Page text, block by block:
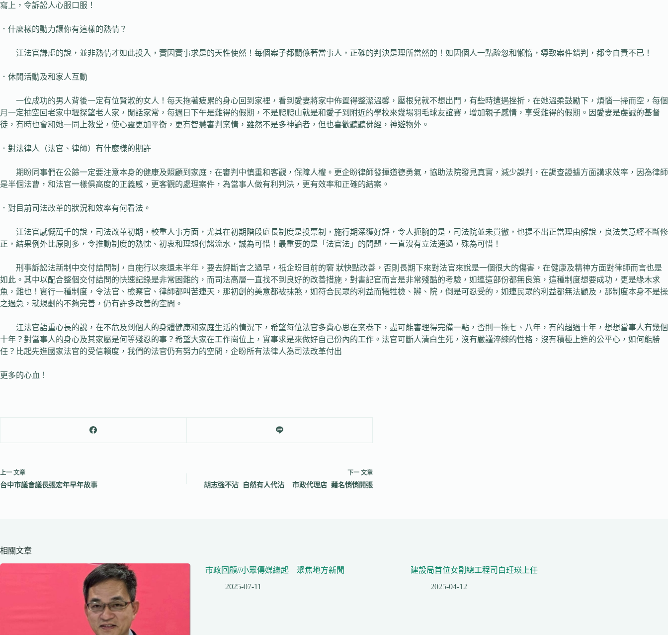
寫上，令訴訟人心服口服！
．什麼樣的動力讓你有這樣的熱情？
江法官謙虛的說，並非熱情才如此投入，實因實事求是的天性使然！每個案子都關係著當事人，正確的判決是理所當然的！如因個人一點疏忽和懶惰，導致案件錯判，都令自責不已！
．休閒活動及和家人互動
一位成功的男人背後一定有位賢淑的女人！每天拖著疲累的身心回到家裡，看到愛妻將家中佈置得整潔溫馨，壓根兒就不想出門，有些時遭遇挫折，在她溫柔鼓勵下，煩惱一掃而空，每個
月一定抽空回老家中壢探望老人家，閒話家常，每週日下午是難得的假期，不是爬爬山就是和愛子到附近的學校來幾場羽毛球友誼賽，增加親子感情，享受難得的假期。因愛妻是虔誠的基督
徒，有時也會和她一同上教堂，使心靈更加平衡，更有智慧審判案情，雖然不是多神論者，但也喜歡聽聽佛經，神遊物外。
．對法律人（法官、律師）有什麼樣的期許
期盼同事們在公餘一定要注意本身的健康及照顧到家庭，在審判中慎重和客觀，保障人權。更企盼律師發揮道德勇氣，協助法院發見真實，減少誤判，在調查證據方面講求效率，因為律師
是半個法曹，和法官一樣俱高度的正義感，更客觀的處理案件，為當事人做有利判決，更有效率和正確的結案。
．對目前司法改革的狀況和效率有何看法。
江法官感慨萬千的說，司法改革初期，較重人事方面，尤其在初期階段庭長制度是投票制，施行期深獲好評，令人扼腕的是，司法院並未貫徹，也提不出正當理由解說，良法美意經不斷修
正，結果例外比原則多，令推動制度的熱忱、初衷和理想付諸流水，誠為可惜！最重要的是「法官法」的問題，一直沒有立法通過，殊為可惜！
刑事訴訟法新制中交付詰問制，自施行以來還未半年，要去評斷言之過早，祇企盼目前的窘 狀快點改善，否則長期下來對法官來說是一個很大的傷害，在健康及精神方面對律師而言也是
如此。其中以配合整個交付詰問的快速記錄是非常困難的，而司法高層一直找不到良好的改善措施，對書記官而言是非常殘酷的考驗，如連這部份都無良策，這種制度想要成功，更是緣木求
魚，難也！實行一種制度，令法官、檢察官、律師都叫苦連天，那初創的美意都被抹煞，如符合民眾的利益而犧牲檢、辯、院，倒是可忍受的，如連民眾的利益都無法顧及，那制度本身不是操
之過急，就規劃的不夠完善，仍有許多改善的空間。
江法官語重心長的說，在不危及到個人的身體健康和家庭生活的情況下，希望每位法官多費心思在案卷下，盡可能審理得完備一點，否則一拖七、八年，有的超過十年，想想當事人有幾個
十年？對當事人的身心及其家屬是何等殘忍的事？希望大家在工作崗位上，實事求是來做好自己份內的工作。法官可斷人清白生死，沒有嚴謹淬練的性格，沒有積極上進的公平心，如何能勝
任？比起先進國家法官的受信賴度，我們的法官仍有努力的空間，企盼所有法律人為司法改革付出
更多的心血！
上一 文章
台中市議會議長張宏年早年故事
下一 文章
胡志強不沾 自然有人代沾 市政代理店 藉名悄悄開張
相關文章
市政回顧//小眾傳媒繼起 聚焦地方新聞
2025-07-11
建設局首位女副總工程司白玨瑛上任
2025-04-12